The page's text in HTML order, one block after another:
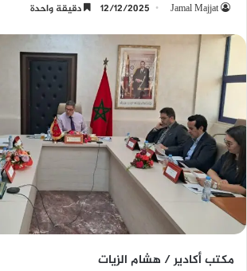
Jamal Majjat
12/12/2025 دقيقة واحدة
مكتب أكادير / هشام الزيات